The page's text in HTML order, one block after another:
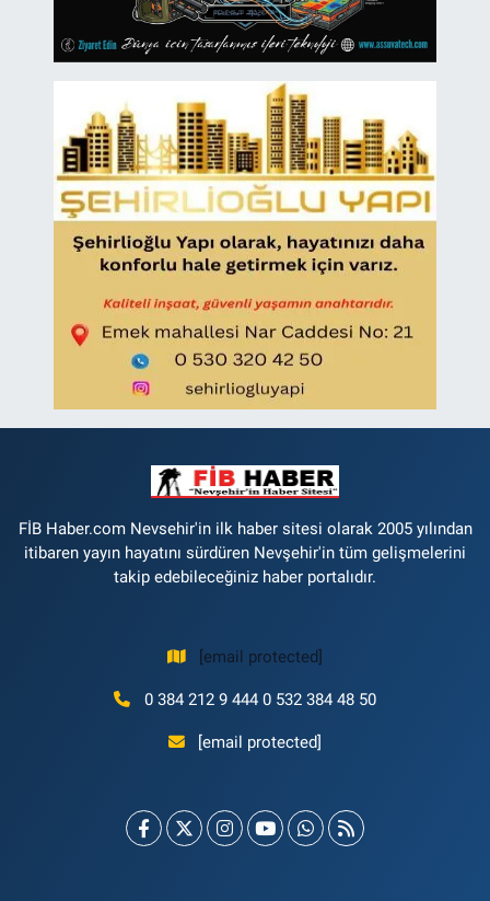
FİB Haber.com Nevsehir'in ilk haber sitesi olarak 2005 yılından
itibaren yayın hayatını sürdüren Nevşehir'in tüm gelişmelerini
takip edebileceğiniz haber portalıdır.
[email protected]
0 384 212 9 444 0 532 384 48 50
[email protected]